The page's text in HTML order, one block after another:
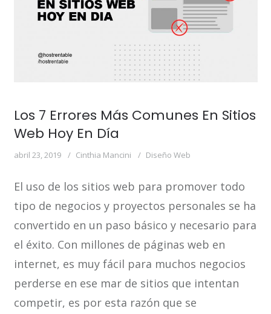
Los 7 Errores Más Comunes En Sitios
Web Hoy En Día
abril 23, 2019 Cinthia Mancini Diseño Web
El uso de los sitios web para promover todo
tipo de negocios y proyectos personales se ha
convertido en un paso básico y necesario para
el éxito. Con millones de páginas web en
internet, es muy fácil para muchos negocios
perderse en ese mar de sitios que intentan
competir, es por esta razón que se